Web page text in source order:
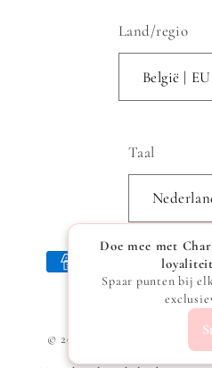
Land/regio
Taal
Betaalmethoden
© 2026, Powered by
Doe mee met
Spaar punten bij